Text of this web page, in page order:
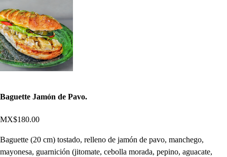
Baguette Jamón de Pavo.
MX$180.00
Baguette (20 cm) tostado, relleno de jamón de pavo, manchego,
mayonesa, guarnición (jitomate, cebolla morada, pepino, aguacate,